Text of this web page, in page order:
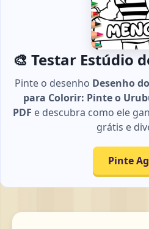
🎨 Testar Estúdio
Pinte o desenho Desenho
para Colorir: Pinte o
PDF e descubra como ele
grátis e
Pinte